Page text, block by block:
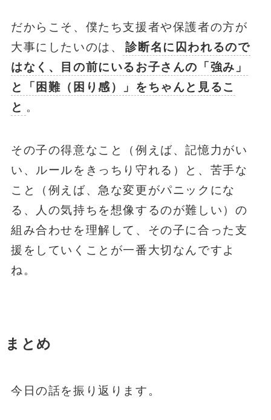
だからこそ、僕たち支援者や保護者の方が
大事にしたいのは、
診断名に囚われるので
はなく、目の前にいるお子さんの「強み」
と「困難（困り感）」をちゃんと見るこ
と 。
その子の得意なこと（例えば、記憶力がい
い、ルールをきっちり守れる）と、苦手な
こと（例えば、急な変更がパニックにな
る、人の気持ちを想像するのが難しい）の
組み合わせを理解して、その子に合った支
援をしていくことが一番大切なんですよ
ね。
まとめ
今日の話を振り返ります。